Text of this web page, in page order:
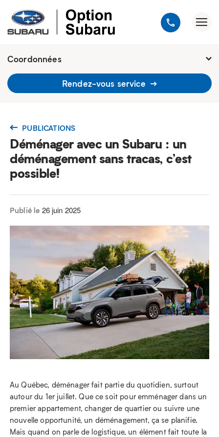
Coordonnées
1900, avenue Jules-Verne, Québec
Rendez-vous service
PUBLICATIONS
Déménager avec un Subaru : un
déménagement sans tracas, c’est
possible!
Publié le 26 juin 2025
Au Québec, déménager fait partie du quotidien, surtout
autour du 1er juillet. Que ce soit pour emménager dans un
premier appartement, changer de quartier ou suivre une
nouvelle opportunité, un déménagement, ça se planifie.
Mais quand on parle de logistique, un élément fait toute la